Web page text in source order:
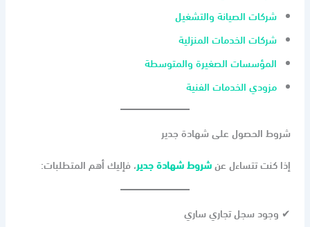
شركات الصيانة والتشغيل
شركات الخدمات المنزلية
المؤسسات الصغيرة والمتوسطة
مزودي الخدمات الفنية
شروط الحصول على شهادة جدير
إذا كنت تتساءل عن شروط شهادة جدير، فإليك أهم المتطلبات:
✔ وجود سجل تجاري ساري